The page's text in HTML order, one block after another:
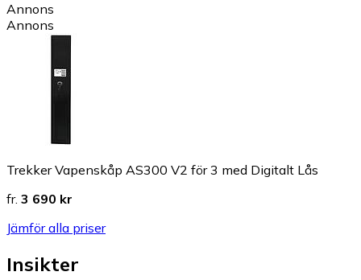
Annons
Annons
Trekker Vapenskåp AS300 V2 för 3 med Digitalt Lås
fr. 3 690 kr
Jämför alla priser
Insikter